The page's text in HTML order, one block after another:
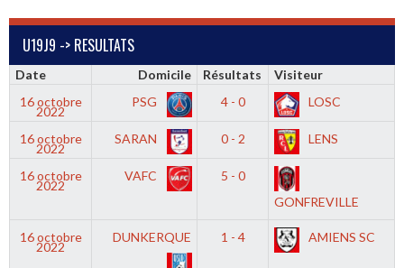
U19J9 -> RESULTATS
Date Domicile Résultats
Visiteur
16 octobre
2022
PSG 4 - 0 LOSC
16 octobre
2022
SARAN 0 - 2 LENS
16 octobre
2022
VAFC
5 - 0
GONFREVILLE
16 octobre
2022
DUNKERQUE 1 - 4 AMIENS SC